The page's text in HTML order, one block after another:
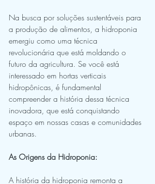
Na busca por soluções sustentáveis para
a produção de alimentos, a hidroponia
emergiu como uma técnica
revolucionária que está moldando o
futuro da agricultura. Se você está
interessado em hortas verticais
hidropônicas, é fundamental
compreender a história dessa técnica
inovadora, que está conquistando
espaço em nossas casas e comunidades
urbanas.
As Origens da Hidroponia:
A história da hidroponia remonta a